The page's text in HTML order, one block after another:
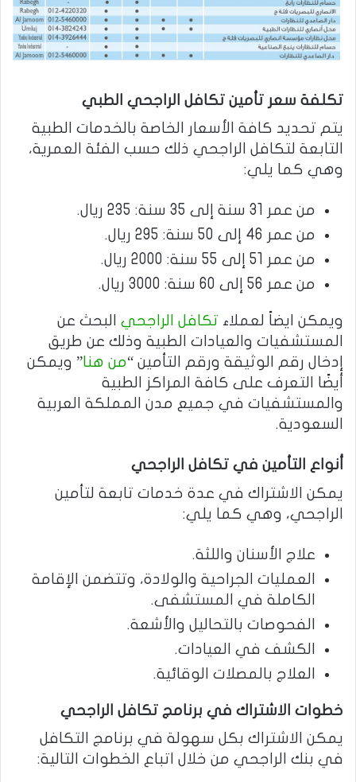
تكلفة سعر تأمين تكافل الراجحي الطبي
يتم تحديد كافة الأسعار الخاصة بالخدمات الطبية
التابعة لتكافل الراجحي ذلك حسب الفئة العمرية،
وهي كما يلي:
من عمر 31 سنة إلى 35 سنة: 235 ريال.
من عمر 46 إلى 50 سنة: 295 ريال.
من عمر 51 إلى 55 سنة: 2000 ريال.
من عمر 56 إلى 60 سنة: 3000 ريال.
ويمكن ايضاً لعملاء تكافل الراجحي البحث عن
المستشفيات والعيادات الطبية وذلك عن طريق
إدخال رقم الوثيقة ورقم التأمين “من هنا” ويمكن
أيضًا التعرف على كافة المراكز الطبية
والمستشفيات في جميع مدن المملكة العربية
السعودية.
أنواع التأمين في تكافل الراجحي
يمكن الاشتراك في عدة خدمات تابعة لتأمين
الراجحي، وهي كما يلي:
علاج الأسنان واللثة.
العمليات الجراحية والولادة، وتتضمن الإقامة
الكاملة في المستشفى.
الفحوصات بالتحاليل والأشعة.
الكشف في العيادات.
العلاج بالمصلات الوقائية.
خطوات الاشتراك في برنامج تكافل الراجحي
يمكن الاشتراك بكل سهولة في برنامج التكافل
في بنك الراجحي من خلال اتباع الخطوات التالية: